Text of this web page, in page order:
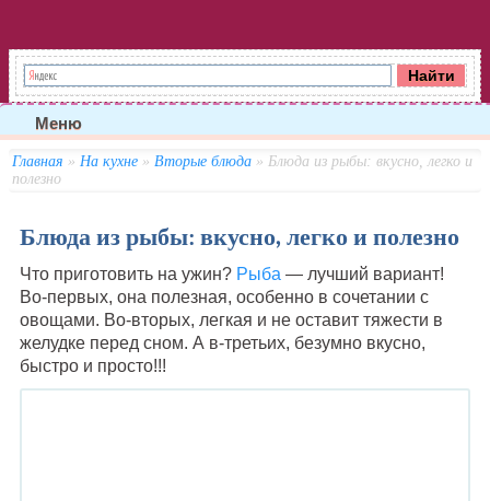
Меню
Главная » На кухне» Вторые блюда» Блюда из рыбы: вкусно, легко и
полезно
Блюда из рыбы: вкусно, легко и полезно
Что приготовить на ужин? Рыба — лучший вариант!
Во-первых, она полезная, особенно в сочетании с
овощами. Во-вторых, легкая и не оставит тяжести в
желудке перед сном. А в-третьих, безумно вкусно,
быстро и просто!!!